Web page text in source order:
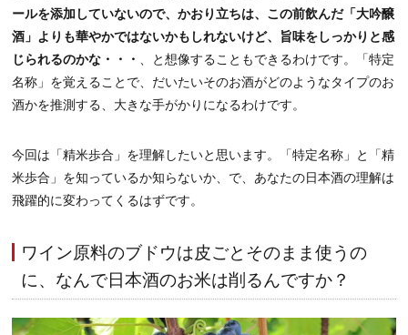
ールを添加していないので、かおり立ちは、この前飲んだ「大吟醸
酒」よりも華やかではないかもしれないけど、旨味をしっかりと感
じられるのかな・・・
、と想像することもできるわけです。「特定
名称」を覚えることで、だいたいそのお酒がどのようなタイプのお
酒かを推測する、大きな手がかりになるわけです。
今回は「精米歩合」を理解したいと思います。「特定名称」と「精
米歩合」を知っているか知らないか、で、あなたの日本酒の理解は
飛躍的に変わってくるはずです。
ワイン原料のブドウは皮ごとそのまま使うの
に、なんで日本酒のお米は削るんですか？